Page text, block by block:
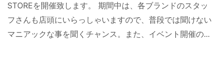
STOREを開催致します。 期間中は、各ブランドのスタッ
フさんも店頭にいらっしゃいますので、普段では聞けない
マニアックな事を聞くチャンス。また、イベント開催の...